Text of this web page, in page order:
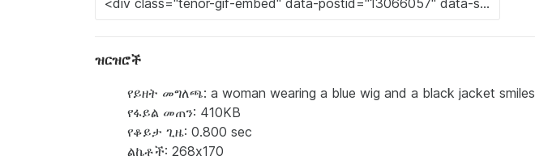
ዝርዝሮች
የይዘት መግለጫ: a woman wearing a blue wig and a black jacket smiles
የፋይል መጠን: 410KB
የቆይታ ጊዜ: 0.800 sec
ልኬቶች: 268x170